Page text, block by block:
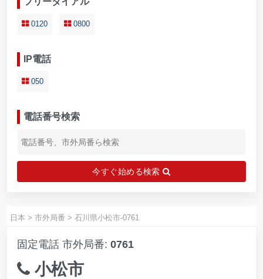
0120 0800
IP電話
050
電話番号検索
今すぐ始める検索
日本 > 市外局番 > 石川県小松市-0761
固定電話 市外局番: 0761
小松市